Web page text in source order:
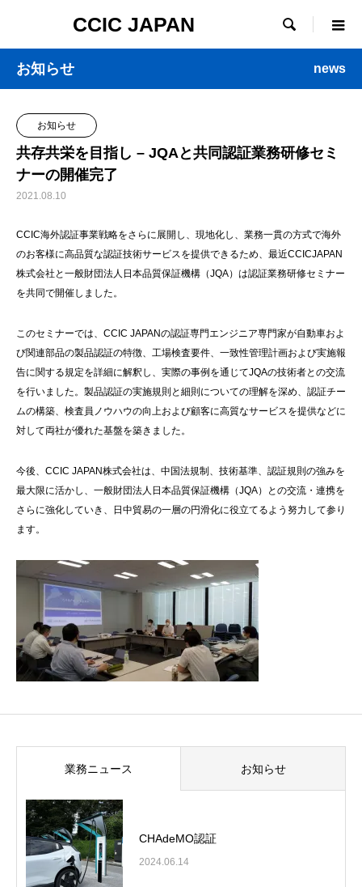
CCIC JAPAN 
お知らせ news
お知らせ
共存共栄を目指し – JQAと共同認証業務研修セミ
ナーの開催完了
2021.08.10
CCIC海外認証事業戦略をさらに展開し、現地化し、業務一貫の方式で海外
のお客様に高品質な認証技術サービスを提供できるため、最近CCICJAPAN
株式会社と一般財団法人日本品質保証機構（JQA）は認証業務研修セミナー
を共同で開催しました。
このセミナーでは、CCIC JAPANの認証専門エンジニア専門家が自動車およ
び関連部品の製品認証の特徴、工場検査要件、一致性管理計画および実施報
告に関する規定を詳細に解釈し、実際の事例を通じてJQAの技術者との交流
を行いました。製品認証の実施規則と細則についての理解を深め、認証チー
ムの構築、検査員ノウハウの向上および顧客に高質なサービスを提供などに
対して両社が優れた基盤を築きました。
今後、CCIC JAPAN株式会社は、中国法規制、技術基準、認証規則の強みを
最大限に活かし、一般財団法人日本品質保証機構（JQA）との交流・連携を
さらに強化していき、日中貿易の一層の円滑化に役立てるよう努力して参り
ます。
業務ニュース お知らせ
CHAdeMO認証
2024.06.14